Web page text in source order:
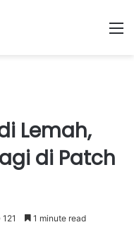
Lemah,
di Patch
121 1 minute read